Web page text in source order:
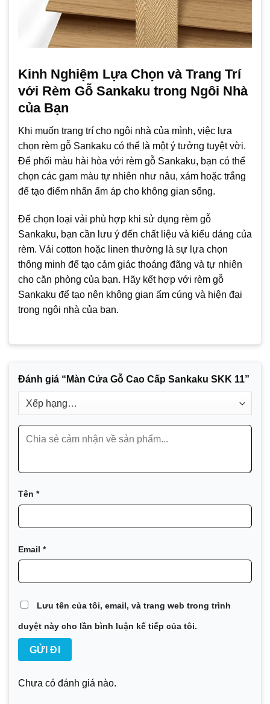
Kinh Nghiệm Lựa Chọn và Trang Trí
với Rèm Gỗ Sankaku trong Ngôi Nhà
của Bạn
Khi muốn trang trí cho ngôi nhà của mình, việc lựa
chọn rèm gỗ Sankaku có thể là một ý tưởng tuyệt vời.
Để phối màu hài hòa với rèm gỗ Sankaku, bạn có thể
chọn các gam màu tự nhiên như nâu, xám hoặc trắng
để tạo điểm nhấn ấm áp cho không gian sống.
Để chọn loại vải phù hợp khi sử dụng rèm gỗ
Sankaku, bạn cần lưu ý đến chất liệu và kiểu dáng của
rèm. Vải cotton hoặc linen thường là sự lựa chọn
thông minh để tạo cảm giác thoáng đãng và tự nhiên
cho căn phòng của bạn. Hãy kết hợp với rèm gỗ
Sankaku để tạo nên không gian ấm cúng và hiện đại
trong ngôi nhà của bạn.
Đánh giá “Màn Cửa Gỗ Cao Cấp Sankaku SKK 11”
Tên *
Email *
Lưu tên của tôi, email, và trang web trong trình
duyệt này cho lần bình luận kế tiếp của tôi.
Chưa có đánh giá nào.